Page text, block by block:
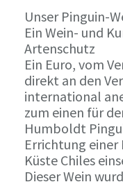
Unser Pinguin-
Ein Wein- und
Artenschutz
Ein Euro, vom
direkt an den
international
zum einen für
Humboldt
Errichtung einer
Küste Chiles
Dieser Wein